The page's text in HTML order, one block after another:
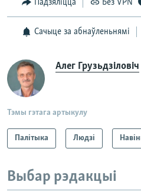
Падзяліцца Без VPN
Сачыце за абнаўленьнямі
Алег Грузьдзіловіч
Тэмы гэтага артыкулу
Палітыка Людзі
Выбар рэдакцыі